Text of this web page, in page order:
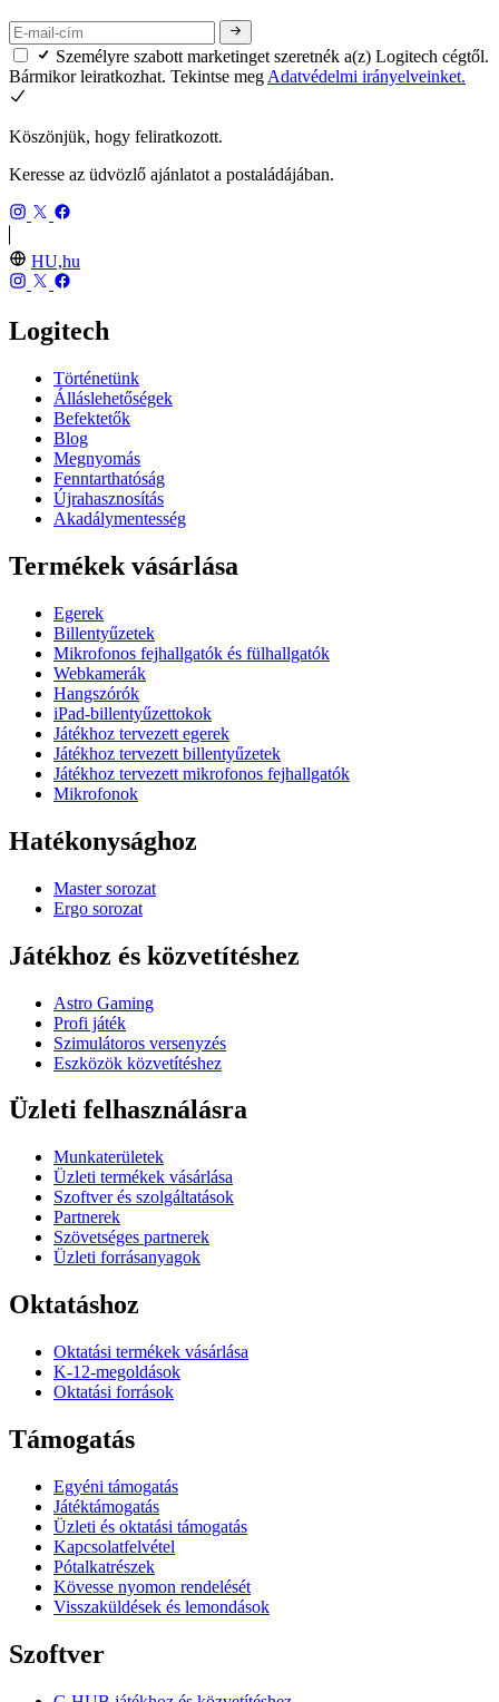
Személyre szabott marketinget szeretnék a(z) Logitech cégtől.
Bármikor leiratkozhat. Tekintse meg Adatvédelmi irányelveinket.
Köszönjük, hogy feliratkozott.
Keresse az üdvözlő ajánlatot a postaládájában.
HU,hu
Logitech
Történetünk
Álláslehetőségek
Befektetők
Blog
Megnyomás
Fenntarthatóság
Újrahasznosítás
Akadálymentesség
Termékek vásárlása
Egerek
Billentyűzetek
Mikrofonos fejhallgatók és fülhallgatók
Webkamerák
Hangszórók
iPad-billentyűzettokok
Játékhoz tervezett egerek
Játékhoz tervezett billentyűzetek
Játékhoz tervezett mikrofonos fejhallgatók
Mikrofonok
Hatékonysághoz
Master sorozat
Ergo sorozat
Játékhoz és közvetítéshez
Astro Gaming
Profi játék
Szimulátoros versenyzés
Eszközök közvetítéshez
Üzleti felhasználásra
Munkaterületek
Üzleti termékek vásárlása
Szoftver és szolgáltatások
Partnerek
Szövetséges partnerek
Üzleti forrásanyagok
Oktatáshoz
Oktatási termékek vásárlása
K-12-megoldások
Oktatási források
Támogatás
Egyéni támogatás
Játéktámogatás
Üzleti és oktatási támogatás
Kapcsolatfelvétel
Pótalkatrészek
Kövesse nyomon rendelését
Visszaküldések és lemondások
Szoftver